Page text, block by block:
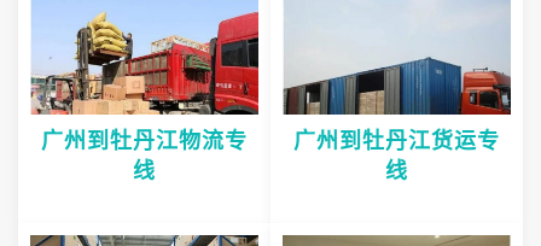
广州到牡丹江物流专
线
广州到牡丹江货运专
线